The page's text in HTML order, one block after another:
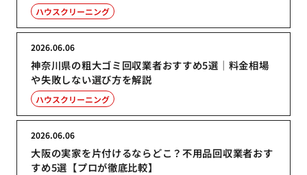
ハウスクリーニング
神奈川県の粗大ゴミ回収業者おすすめ5選｜料金相場
や失敗しない選び方を解説
2026.06.06
ハウスクリーニング
大阪の実家を片付けるならどこ？不用品回収業者おす
すめ5選【プロが徹底比較】
2026.06.06